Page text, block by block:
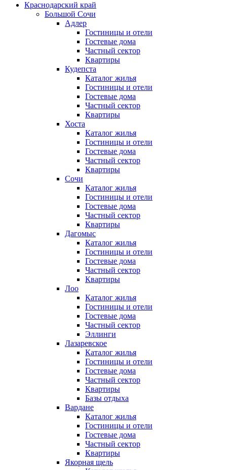
Краснодарский край
Большой Сочи
Адлер
Гостиницы и отели
Гостевые дома
Частный сектор
Квартиры
Кудепста
Каталог жилья
Гостиницы и отели
Гостевые дома
Частный сектор
Квартиры
Хоста
Каталог жилья
Гостиницы и отели
Гостевые дома
Частный сектор
Квартиры
Сочи
Каталог жилья
Гостиницы и отели
Гостевые дома
Частный сектор
Квартиры
Дагомыс
Каталог жилья
Гостиницы и отели
Гостевые дома
Частный сектор
Квартиры
Лоо
Каталог жилья
Гостиницы и отели
Гостевые дома
Частный сектор
Эллинги
Лазаревское
Каталог жилья
Гостиницы и отели
Гостевые дома
Частный сектор
Квартиры
Базы отдыха
Вардане
Каталог жилья
Гостиницы и отели
Гостевые дома
Частный сектор
Квартиры
Якорная щель